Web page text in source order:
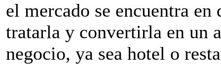
el mercado se encuentra
tratarla y convertirla en un
negocio, ya sea hotel o